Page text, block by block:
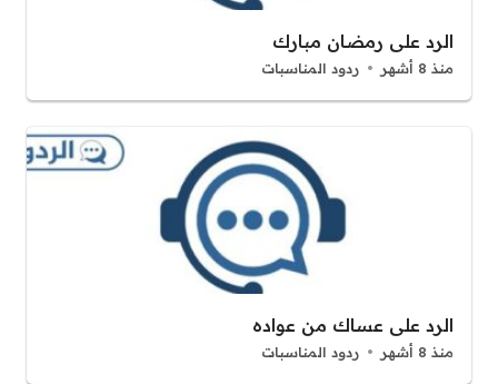
الرد على رمضان مبارك
منذ 8 أشهر ردود المناسبات
الرد على عساك من عواده
منذ 8 أشهر ردود المناسبات